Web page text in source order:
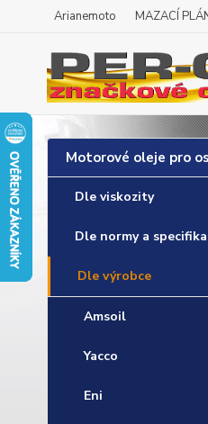
Arianemoto MAZACÍ
Motorové oleje pro
Dle viskozity
Dle normy a
Dle výrobce
Amsoil
Yacco
Eni